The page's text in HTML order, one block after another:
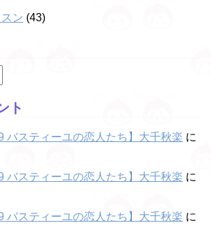
ン (43)
ト
バスティーユの恋人たち】大千秋楽 に
バスティーユの恋人たち】大千秋楽 に
バスティーユの恋人たち】大千秋楽 に